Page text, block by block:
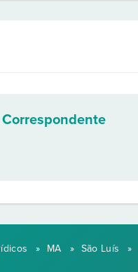
» MA » São Luís »